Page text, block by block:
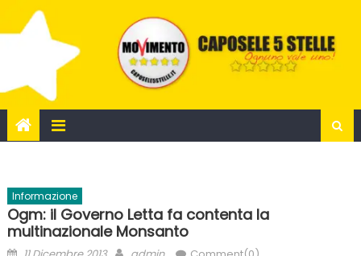
to
Informazione
Ogm: il Governo Letta fa contenta la
multinazionale Monsanto
Posted
Author